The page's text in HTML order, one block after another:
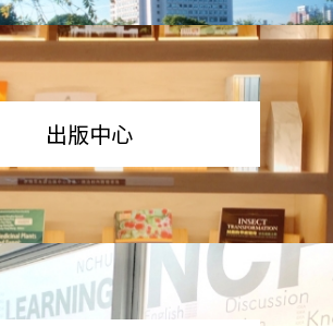
出版中心